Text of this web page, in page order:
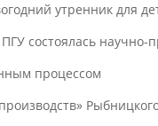
утренник для
состоялась научно-
процессом